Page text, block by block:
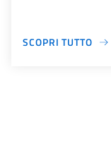
SCOPRI TUTTO